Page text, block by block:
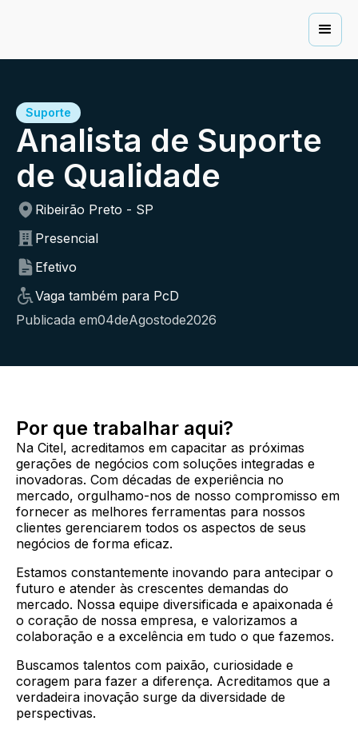
Suporte
Analista de Suporte
de Qualidade
Ribeirão Preto - SP
Presencial
Efetivo
Vaga também para PcD
Publicada em04deAgostode2026
Por que trabalhar aqui?
Na Citel, acreditamos em capacitar as próximas
gerações de negócios com soluções integradas e
inovadoras. Com décadas de experiência no
mercado, orgulhamo-nos de nosso compromisso em
fornecer as melhores ferramentas para nossos
clientes gerenciarem todos os aspectos de seus
negócios de forma eficaz.
Estamos constantemente inovando para antecipar o
futuro e atender às crescentes demandas do
mercado. Nossa equipe diversificada e apaixonada é
o coração de nossa empresa, e valorizamos a
colaboração e a excelência em tudo o que fazemos.
Buscamos talentos com paixão, curiosidade e
coragem para fazer a diferença. Acreditamos que a
verdadeira inovação surge da diversidade de
perspectivas.